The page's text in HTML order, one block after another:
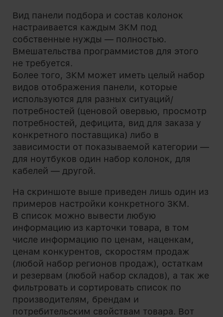
Вид панели подбора и состав колонок
настраивается каждым ЗКМ под
собственные нужды — полностью.
Вмешательства программистов для этого
не требуется.
Более того, ЗКМ может иметь целый набор
видов отображения панели, которые
используются для разных ситуаций/
потребностей (ценовой овервью, просмотр
потребностей, дефицита, вид для заказа у
конкретного поставщика) либо в
зависимости от показываемой категории —
для ноутбуков один набор колонок, для
кабелей — другой.
На скриншоте выше приведен лишь один из
примеров настройки конкретного ЗКМ.
В список можно вывести любую
информацию из карточки товара, в том
числе информацию по ценам, наценкам,
ценам конкурентов, скоростям продаж
(любой набор регионов продаж), остаткам
и резервам (любой набор складов), а так же
фильтровать и сортировать список по
производителям, брендам и
потребительским свойствам товара. Вот